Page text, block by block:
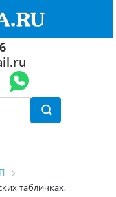
табличках,